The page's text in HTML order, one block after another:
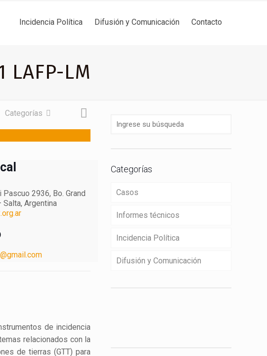
Incidencia Política Difusión y Comunicación Contacto
LM
Categorías
2936, Bo. Grand
Salta, Argentina
de incidencia
relacionados con la
de tierras (GTT) para
Categorías
Casos
Informes técnicos
Incidencia Política
Difusión y Comunicación